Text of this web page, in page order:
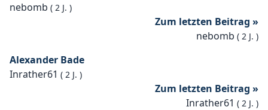
nebomb ( 2 J. )
Zum letzten Beitrag »
nebomb ( 2 J. )
Alexander Bade
Inrather61 ( 2 J. )
Zum letzten Beitrag »
Inrather61 ( 2 J. )